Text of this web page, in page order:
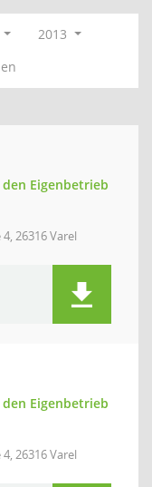
2013
Eigenbetrieb
26316 Varel
Eigenbetrieb
26316 Varel